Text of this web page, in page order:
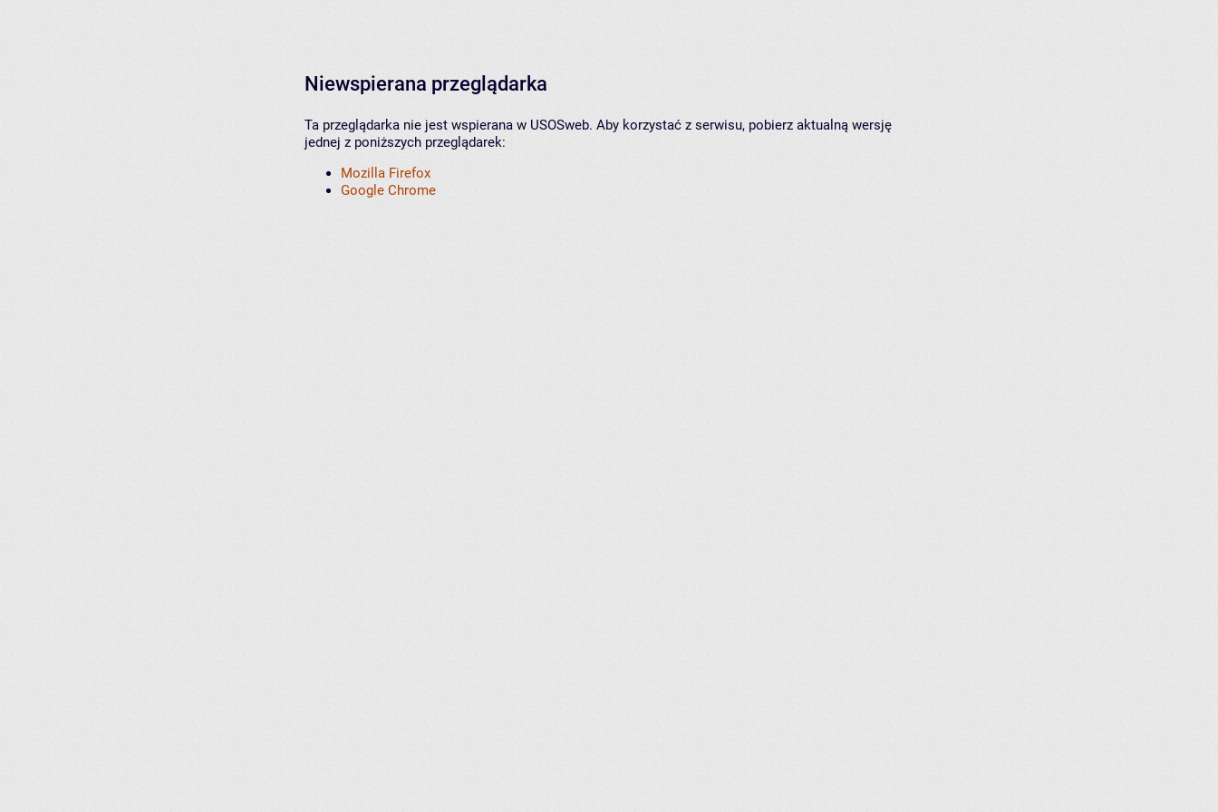
Niewspierana przeglądarka
Ta przeglądarka nie jest wspierana w USOSweb. Aby korzystać z serwisu, pobierz aktualną wersję
jednej z poniższych przeglądarek:
Mozilla Firefox
Google Chrome